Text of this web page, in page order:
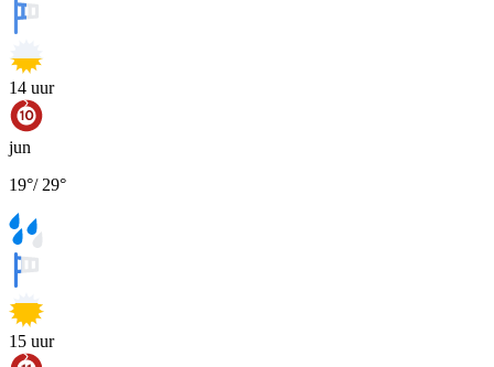
14 uur
jun
19°/ 29°
15 uur